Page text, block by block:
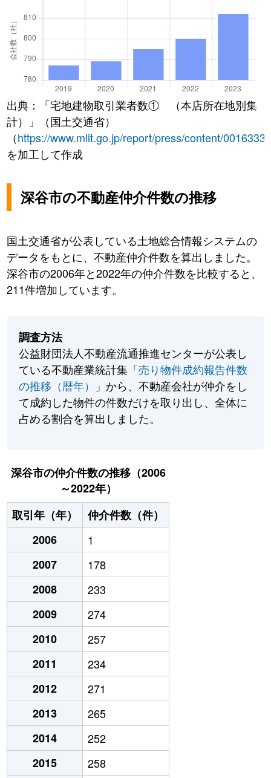
出典：「宅地建物取引業者数① （本店所在地別集
計）」（国土交通省）
（https://www.mlit.go.jp/report/press/content/
を加工して作成
深谷市の不動産仲介件数の推移
国土交通省が公表している土地総合情報システムの
データをもとに、不動産仲介件数を算出しました。
深谷市の2006年と2022年の仲介件数を比較すると、
211件増加しています。
調査方法
公益財団法人不動産流通推進センターが公表し
ている不動産業統計集「売り物件成約報告件数
の推移（暦年）
」から、不動産会社が仲介をし
て成約した物件の件数だけを取り出し、全体に
占める割合を算出しました。
深谷市の仲介件数の推移（2006
～2022年）
取引年（年）
仲介件数（件）
2006
1
2007
178
2008
233
2009
274
2010
257
2011
234
2012
271
2013
265
2014
252
2015
258